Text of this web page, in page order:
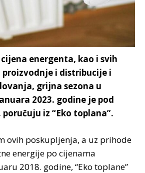
energenta, kao i svih
i distribucije i
grijna sezona u
2023. godine je pod
iz “Eko toplana”.
ovih poskupljenja, a uz prihode
energije po cijenama
2018. godine, “Eko toplane”